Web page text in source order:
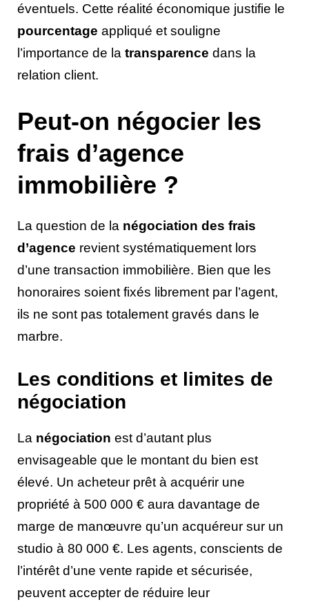
éventuels. Cette réalité économique justifie le
pourcentage appliqué et souligne
l’importance de la transparence dans la
relation client.
Peut-on négocier les
frais d’agence
immobilière ?
La question de la négociation des frais
d’agence revient systématiquement lors
d’une transaction immobilière. Bien que les
honoraires soient fixés librement par l’agent,
ils ne sont pas totalement gravés dans le
marbre.
Les conditions et limites de
négociation
La négociation est d’autant plus
envisageable que le montant du bien est
élevé. Un acheteur prêt à acquérir une
propriété à 500 000 € aura davantage de
marge de manœuvre qu’un acquéreur sur un
studio à 80 000 €. Les agents, conscients de
l’intérêt d’une vente rapide et sécurisée,
peuvent accepter de réduire leur